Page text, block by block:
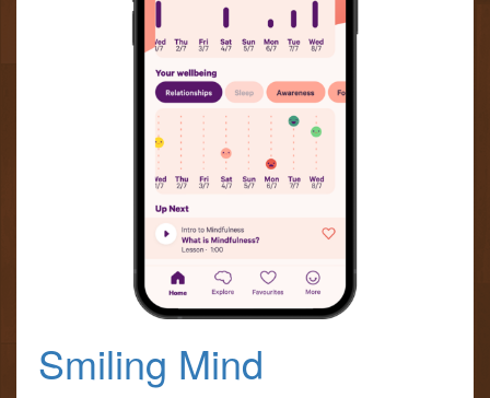
Smiling Mind